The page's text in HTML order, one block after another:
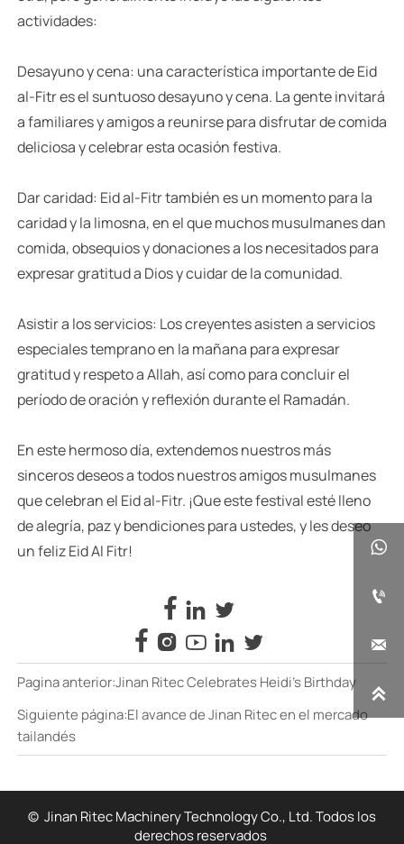
actividades:
Desayuno y cena: una característica importante de Eid
al-Fitr es el suntuoso desayuno y cena. La gente invitará
a familiares y amigos a reunirse para disfrutar de comida
deliciosa y celebrar esta ocasión festiva.
Dar caridad: Eid al-Fitr también es un momento para la
caridad y la limosna, en el que muchos musulmanes dan
comida, obsequios y donaciones a los necesitados para
expresar gratitud a Dios y cuidar de la comunidad.
Asistir a los servicios: Los creyentes asisten a servicios
especiales temprano en la mañana para expresar
gratitud y respeto a Allah, así como para concluir el
período de oración y reflexión durante el Ramadán.
En este hermoso día, extendemos nuestros más
sinceros deseos a todos nuestros amigos musulmanes
que celebran el Eid al-Fitr. ¡Que este festival esté lleno
de alegría, paz y bendiciones para ustedes, y les deseo
un feliz Eid Al Fitr!
  
    
Pagina anterior:Jinan Ritec Celebrates Heidi’s Birthday
Siguiente página:El avance de Jinan Ritec en el mercado
tailandés
© Jinan Ritec Machinery Technology Co., Ltd. Todos los
derechos reservados



